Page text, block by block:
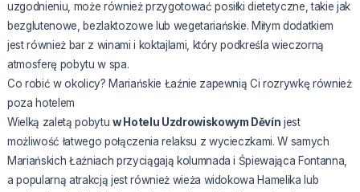
uzgodnieniu, może również przygotować posiłki dietetyczne, takie jak
bezglutenowe, bezlaktozowe lub wegetariańskie. Miłym dodatkiem
jest również bar z winami i koktajlami, który podkreśla wieczorną
atmosferę pobytu w spa.
Co robić w okolicy? Mariańskie Łaźnie zapewnią Ci rozrywkę również
poza hotelem
Wielką zaletą pobytu w Hotelu Uzdrowiskowym Děvín jest
możliwość łatwego połączenia relaksu z wycieczkami. W samych
Mariańskich Łaźniach przyciągają kolumnada i Śpiewająca Fontanna,
a popularną atrakcją jest również wieża widokowa Hamelika lub